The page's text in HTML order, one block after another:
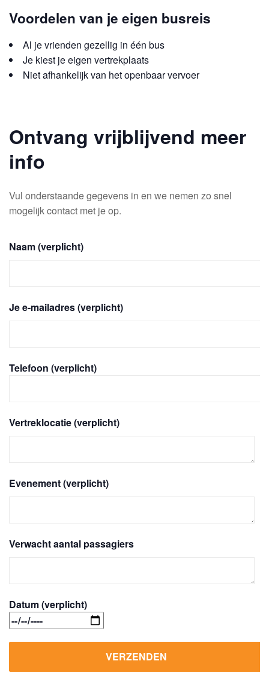
Voordelen van je eigen busreis
Al je vrienden gezellig in één bus
Je kiest je eigen vertrekplaats
Niet afhankelijk van het openbaar vervoer
Ontvang vrijblijvend meer
info
Vul onderstaande gegevens in en we nemen zo snel
mogelijk contact met je op.
Naam (verplicht)
Je e-mailadres (verplicht)
Telefoon (verplicht)
Vertreklocatie (verplicht)
Evenement (verplicht)
Verwacht aantal passagiers
Datum (verplicht)